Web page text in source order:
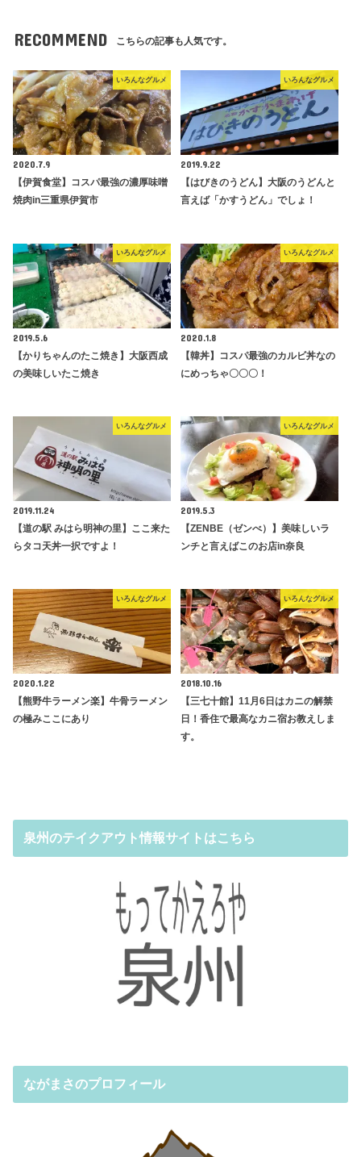
RECOMMEND こちらの記事も人気です。
いろんなグルメ
2020.7.9
【伊賀食堂】コスパ最強の濃厚味噌
焼肉in三重県伊賀市
いろんなグルメ
2019.9.22
【はびきのうどん】大阪のうどんと
言えば「かすうどん」でしょ！
いろんなグルメ
2019.5.6
【かりちゃんのたこ焼き】大阪西成
の美味しいたこ焼き
いろんなグルメ
2020.1.8
【韓丼】コスパ最強のカルビ丼なの
にめっちゃ〇〇〇！
いろんなグルメ
2019.11.24
【道の駅 みはら明神の里】ここ来た
らタコ天丼一択ですよ！
いろんなグルメ
2019.5.3
【ZENBE（ゼンべ）】美味しいラ
ンチと言えばこのお店in奈良
いろんなグルメ
2020.1.22
【熊野牛ラーメン楽】牛骨ラーメン
の極みここにあり
いろんなグルメ
2018.10.16
【三七十館】11月6日はカニの解禁
日！香住で最高なカニ宿お教えしま
す。
泉州のテイクアウト情報サイトはこちら
ながまさのプロフィール